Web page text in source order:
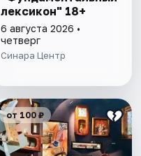
лексикон" 18+
6 августа 2026 •
четверг
Синара Центр
от 100 ₽